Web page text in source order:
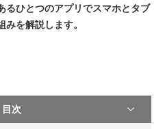
るひとつのアプリでスマホとタブ
を解説します。
目次